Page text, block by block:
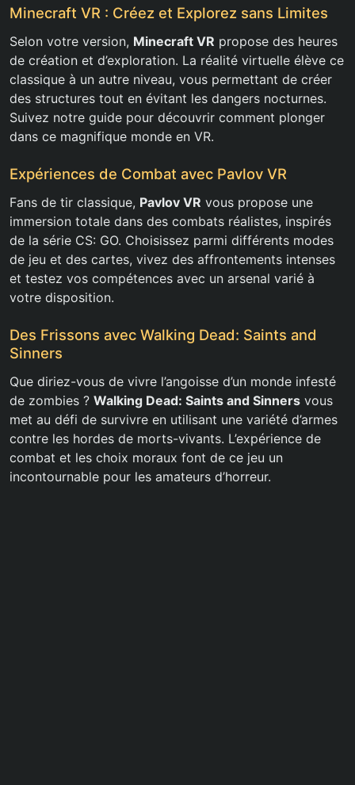
Minecraft VR : Créez et Explorez sans Limites
Selon votre version, Minecraft VR propose des heures
de création et d’exploration. La réalité virtuelle élève ce
classique à un autre niveau, vous permettant de créer
des structures tout en évitant les dangers nocturnes.
Suivez notre guide pour découvrir comment plonger
dans ce magnifique monde en VR.
Expériences de Combat avec Pavlov VR
Fans de tir classique, Pavlov VR vous propose une
immersion totale dans des combats réalistes, inspirés
de la série CS: GO. Choisissez parmi différents modes
de jeu et des cartes, vivez des affrontements intenses
et testez vos compétences avec un arsenal varié à
votre disposition.
Des Frissons avec Walking Dead: Saints and
Sinners
Que diriez-vous de vivre l’angoisse d’un monde infesté
de zombies ? Walking Dead: Saints and Sinners vous
met au défi de survivre en utilisant une variété d’armes
contre les hordes de morts-vivants. L’expérience de
combat et les choix moraux font de ce jeu un
incontournable pour les amateurs d’horreur.